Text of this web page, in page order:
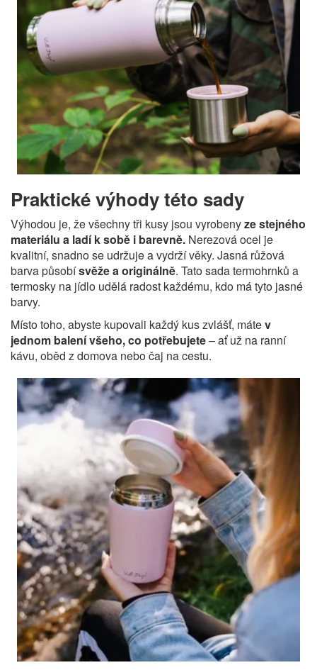
Praktické výhody této sady
Výhodou je, že všechny tři kusy jsou vyrobenyze stejného
materiálu a ladí k sobě i barevně. Nerezová ocel je
kvalitní, snadno se udržuje a vydrží věky. Jasná růžová
barva působísvěže a originálně. Tato sada termohrnků a
termosky na jídlo udělá radost každému, kdo má tyto jasné
barvy.
Místo toho, abyste kupovali každý kus zvlášť, mátev
jednom balení všeho, co potřebujete– ať už na ranní
kávu, oběd z domova nebo čaj na cestu.